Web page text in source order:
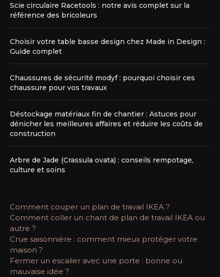
Scie circulaire Racetools : notre avis complet sur la
référence des bricoleurs
Choisir votre table basse design chez Made in Design :
Guide complet
Chaussures de sécurité modyf : pourquoi choisir ces
chaussure pour vos travaux
Déstockage matériaux fin de chantier : Astuces pour
dénicher les meilleures affaires et réduire les coûts de
construction
Arbre de Jade (Crassula ovata) : conseils rempotage,
culture et soins
Comment couper un plan de travail IKEA ?
Comment coller un chant de plan de travail IKEA ou
autre ?
Crue saisonnière : comment mieux protéger votre
maison ?
Fermer un escalier avec une porte : bonne ou
mauvaise idée ?